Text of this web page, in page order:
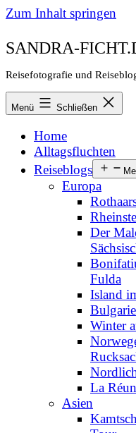
Zum Inhalt springen
SANDRA-
Reisefotografie und
Menü Schließen
Home
Alltagsfluchten
Reiseblogs
Europa
Der
Fulda
Island
Winter
La
Asien